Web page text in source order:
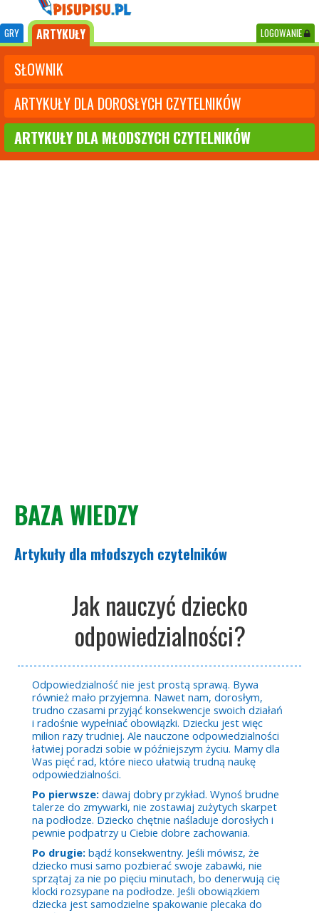
GRY ARTYKUŁY LOGOWANIE
SŁOWNIK
ARTYKUŁY DLA DOROSŁYCH CZYTELNIKÓW
ARTYKUŁY DLA MŁODSZYCH CZYTELNIKÓW
BAZA WIEDZY
Artykuły dla młodszych czytelników
Jak nauczyć dziecko
odpowiedzialności?
Odpowiedzialność nie jest prostą sprawą. Bywa
również mało przyjemna. Nawet nam, dorosłym,
trudno czasami przyjąć konsekwencje swoich działań
i radośnie wypełniać obowiązki. Dziecku jest więc
milion razy trudniej. Ale nauczone odpowiedzialności
łatwiej poradzi sobie w późniejszym życiu. Mamy dla
Was pięć rad, które nieco ułatwią trudną naukę
odpowiedzialności.
Po pierwsze:dawaj dobry przykład. Wynoś brudne
talerze do zmywarki, nie zostawiaj zużytych skarpet
na podłodze. Dziecko chętnie naśladuje dorosłych i
pewnie podpatrzy u Ciebie dobre zachowania.
Po drugie:bądź konsekwentny. Jeśli mówisz, że
dziecko musi samo pozbierać swoje zabawki, nie
sprzątaj za nie po pięciu minutach, bo denerwują cię
klocki rozsypane na podłodze. Jeśli obowiązkiem
dziecka jest samodzielne spakowanie plecaka do